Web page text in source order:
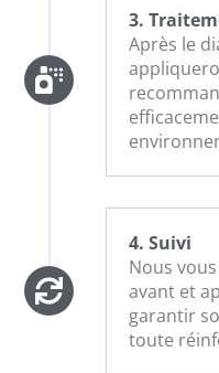
3.
Après le
4. Suivi
Nous
avant et
garantir
toute